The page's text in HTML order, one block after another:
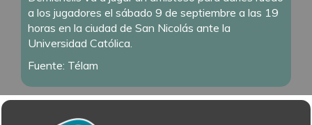
a los jugadores el sábado 9 de septiembre a las 19
horas en la ciudad de San Nicolás ante la
Universidad Católica.
Fuente: Télam